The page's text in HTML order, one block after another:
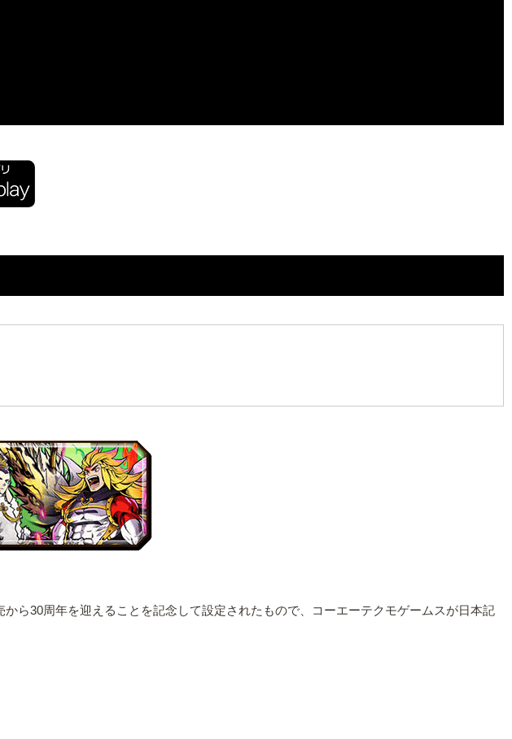
ら30周年を迎えることを記念して設定されたもので、コーエーテクモゲームスが日本記